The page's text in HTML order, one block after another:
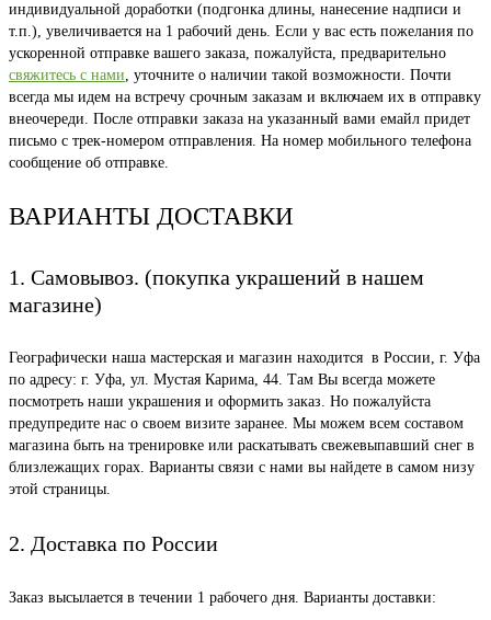
индивидуальной доработки (подгонка длины, нанесение надписи и
т.п.), увеличивается на 1 рабочий день. Если у вас есть пожелания по
ускоренной отправке вашего заказа, пожалуйста, предварительно
свяжитесь с нами, уточните о наличии такой возможности. Почти
всегда мы идем на встречу срочным заказам и включаем их в отправку
внеочереди. После отправки заказа на указанный вами емайл придет
письмо с трек-номером отправления. На номер мобильного телефона
сообщение об отправке.
ВАРИАНТЫ ДОСТАВКИ
1. Самовывоз. (покупка украшений в нашем
магазине)
Географически наша мастерская и магазин находится в России, г. Уфа
по адресу: г. Уфа, ул. Мустая Карима, 44. Там Вы всегда можете
посмотреть наши украшения и оформить заказ. Но пожалуйста
предупредите нас о своем визите заранее. Мы можем всем составом
магазина быть на тренировке или раскатывать свежевыпавший снег в
близлежащих горах. Варианты связи с нами вы найдете в самом низу
этой страницы.
2. Доставка по России
Заказ высылается в течении 1 рабочего дня. Варианты доставки: